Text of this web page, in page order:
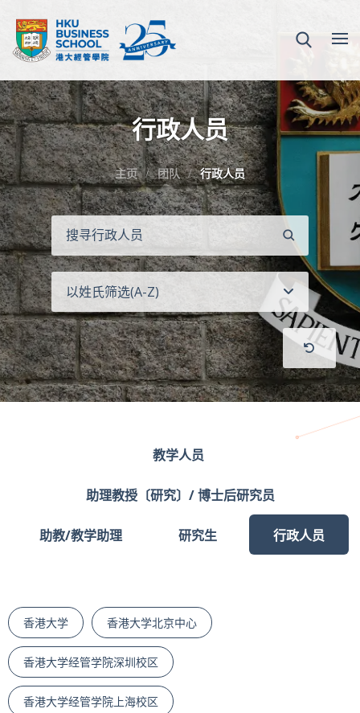
行政人员
主页 团队 行政人员
寻
以姓氏筛选(A-Z)
教学人员
助理教授〔研究〕/ 博士后研究员
助教/教学助理 研究生 行政人员
香港大学 香港大学北京中心
香港大学经管学院深圳校区
香港大学经管学院上海校区